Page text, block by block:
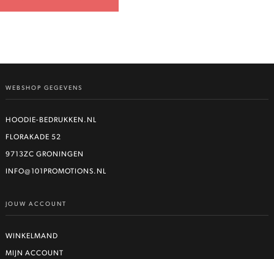
WEBSHOP GEGEVENS
HOODIE-BEDRUKKEN.NL
FLORAKADE 52
9713ZC GRONINGEN
INFO@101PROMOTIONS.NL
JOUW ACCOUNT
WINKELMAND
MIJN ACCOUNT